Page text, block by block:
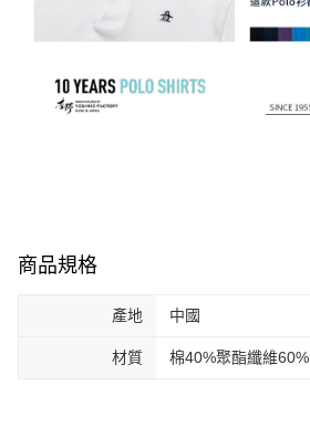
商品規格
產地 中國
材質 棉40%聚酯纖維60%